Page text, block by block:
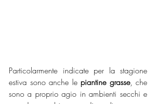
Particolarmente indicate per la stagione
estiva sono anche le piantine grasse, che
sono a proprio agio in ambienti secchi e